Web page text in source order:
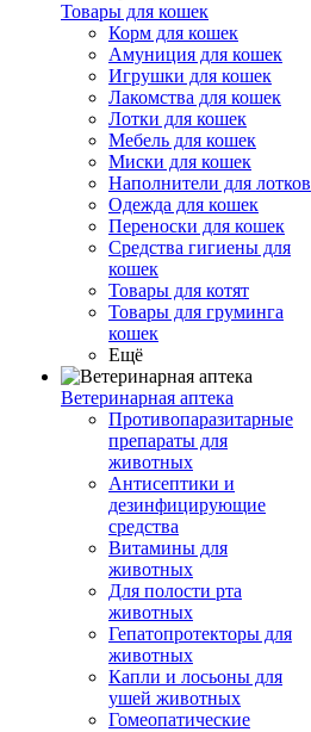
Товары для кошек
Корм для кошек
Амуниция для кошек
Игрушки для кошек
Лакомства для кошек
Лотки для кошек
Мебель для кошек
Миски для кошек
Наполнители для лотков
Одежда для кошек
Переноски для кошек
Средства гигиены для
кошек
Товары для котят
Товары для груминга
кошек
Ещё
Ветеринарная аптека
Противопаразитарные
препараты для
животных
Антисептики и
дезинфицирующие
средства
Витамины для
животных
Для полости рта
животных
Гепатопротекторы для
животных
Капли и лосьоны для
ушей животных
Гомеопатические